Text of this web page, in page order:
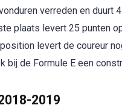
verreden en duurt
plaats levert 25 punten
levert de coureur
bij de Formule E een
2019